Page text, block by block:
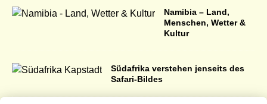
Namibia – Land,
Menschen, Wetter &
Kultur
Südafrika verstehen jenseits des
Safari-Bildes